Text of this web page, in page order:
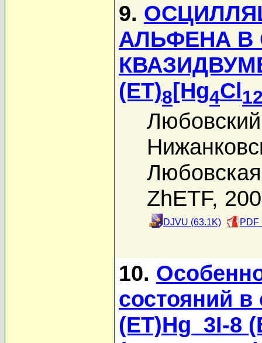
9.
АЛЬФЕНА В
(ET)8[Hg4Cl
ZhETF,
DJVU (63.1K) PDF
10.
состояний в
(ET)Hg_3I-8